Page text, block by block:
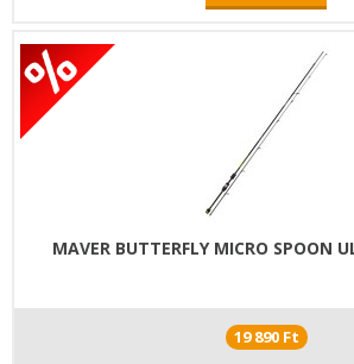
MAVER BUTTERFLY MICRO SPOON
19 890 Ft